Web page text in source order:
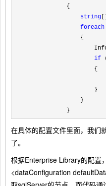
            {
string
foreach
                {
if
                    {
                    }
                }
            }
在具体的配置文件里面，我们
了。
根据Enterprise Library的配置
<dataConfiguration